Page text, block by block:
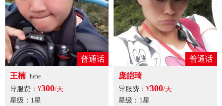
普通话
王楠 hehe
导服费： ¥300/天
星级：1星
普通话
庞皑琦
导服费： ¥300/天
星级：1星